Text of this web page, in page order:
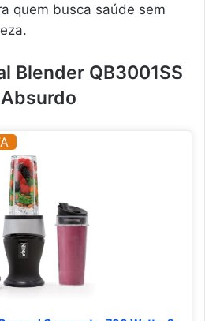
quem busca saúde sem
Blender QB3001SS